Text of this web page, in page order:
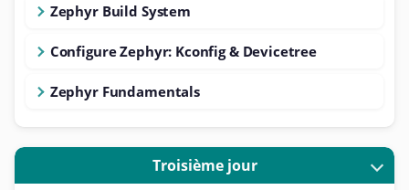
Zephyr Build System
Configure Zephyr: Kconfig & Devicetree
Zephyr Fundamentals
Troisième jour